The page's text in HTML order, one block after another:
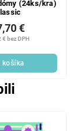
(24ks/kra)
€ bez DPH
€
košíka